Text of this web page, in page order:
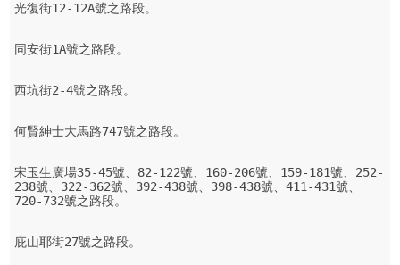
光復街12-12A號之路段。
同安街1A號之路段。
西坑街2-4號之路段。
何賢紳士大馬路747號之路段。
宋玉生廣場35-45號、82-122號、160-206號、159-181號、252-
238號、322-362號、392-438號、398-438號、411-431號、
720-732號之路段。
庇山耶街27號之路段。